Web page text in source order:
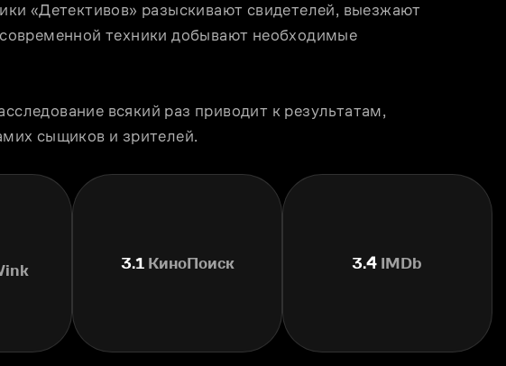
«Детективов» разыскивают свидетелей, выезжают
техники добывают необходимые
всякий раз приводит к результатам,
сыщиков и зрителей.
3.1КиноПоиск 3.4 IMDb